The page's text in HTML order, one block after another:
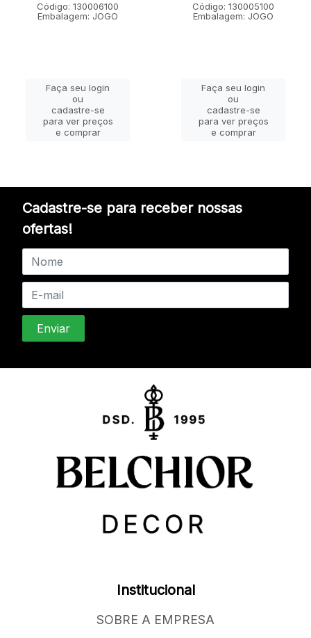
Código: 130006100
Embalagem: JOGO
Faça seu login
ou
cadastre-se
para ver preços
e comprar
Código: 130005100
Embalagem: JOGO
Faça seu login
ou
cadastre-se
para ver preços
e comprar
Cadastre-se para receber nossas
ofertas!
Institucional
SOBRE A EMPRESA